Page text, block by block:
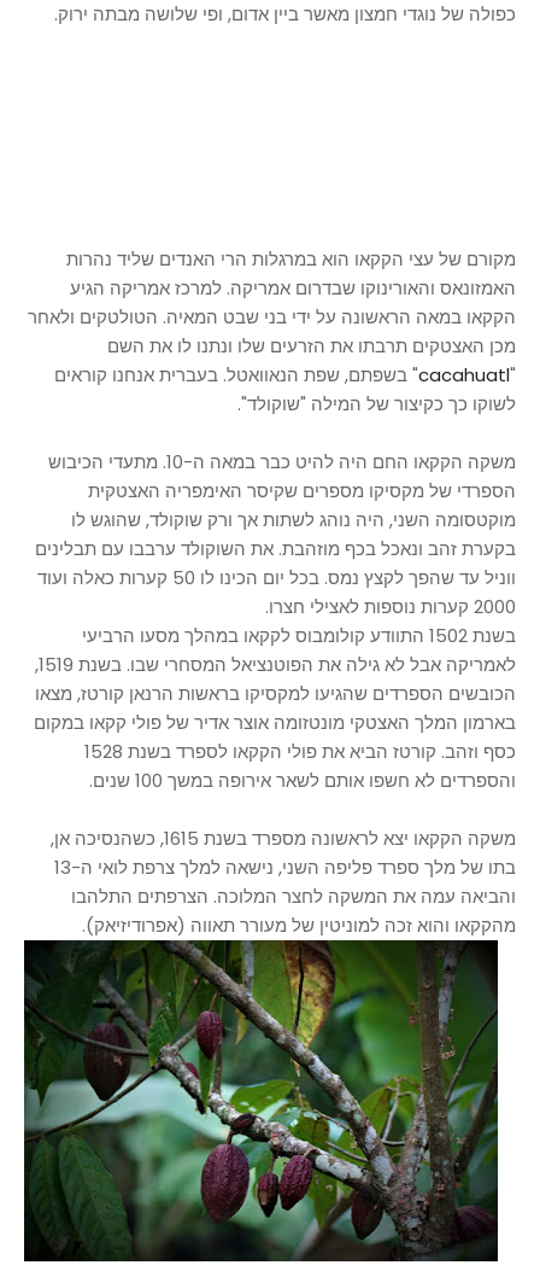
כפולה של נוגדי חמצון מאשר ביין אדום, ופי שלושה מבתה ירוק.
מקורם של עצי הקקאו הוא במרגלות הרי האנדים שליד נהרות
האמזונאס והאורינוקו שבדרום אמריקה. למרכז אמריקה הגיע
הקקאו במאה הראשונה על ידי בני שבט המאיה. הטולטקים ולאחר
מכן האצטקים תרבתו את הזרעים שלו ונתנו לו את השם
"
cacahuatl" בשפתם, שפת הנאוואטל. בעברית אנחנו קוראים
לשוקו כך כקיצור של המילה "שוקולד".
משקה הקקאו החם היה להיט כבר במאה ה-10. מתעדי הכיבוש
הספרדי של מקסיקו מספרים שקיסר האימפריה האצטקית
מוקטסומה השני, היה נוהג לשתות אך ורק שוקולד, שהוגש לו
בקערת זהב ונאכל בכף מוזהבת. את השוקולד ערבבו עם תבלינים
ווניל עד שהפך לקצץ נמס. בכל יום הכינו לו 50 קערות כאלה ועוד
2000 קערות נוספות לאצילי חצרו.
בשנת 1502 התוודע קולומבוס לקקאו במהלך מסעו הרביעי
לאמריקה אבל לא גילה את הפוטנציאל המסחרי שבו. בשנת 1519,
הכובשים הספרדים שהגיעו למקסיקו בראשות הרנאן קורטז, מצאו
בארמון המלך האצטקי מונטזומה אוצר אדיר של פולי קקאו במקום
כסף וזהב. קורטז הביא את פולי הקקאו לספרד בשנת 1528
והספרדים לא חשפו אותם לשאר אירופה במשך 100 שנים.
משקה הקקאו יצא לראשונה מספרד בשנת 1615, כשהנסיכה אן,
בתו של מלך ספרד פליפה השני, נישאה למלך צרפת לואי ה-13
והביאה עמה את המשקה לחצר המלוכה. הצרפתים התלהבו
מהקקאו והוא זכה למוניטין של מעורר תאווה (אפרודיזיאק).